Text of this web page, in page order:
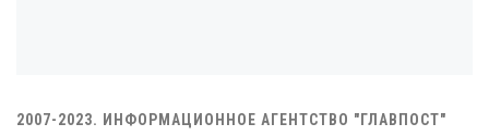
2007-2023. ИНФОРМАЦИОННОЕ АГЕНТСТВО "ГЛАВПОСТ"